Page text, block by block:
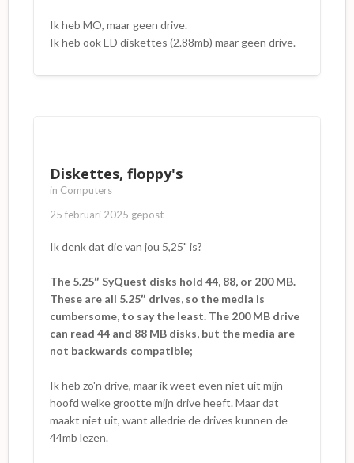
Ik heb MO, maar geen drive.
Ik heb ook ED diskettes (2.88mb) maar geen drive.
Diskettes, floppy's
in Computers
25 februari 2025 gepost
Ik denk dat die van jou 5,25" is?
The 5.25″ SyQuest disks hold 44, 88, or 200 MB.
These are all 5.25″ drives, so the media is
cumbersome, to say the least. The 200 MB drive
can read 44 and 88 MB disks, but the media are
not backwards compatible;
Ik heb zo'n drive, maar ik weet even niet uit mijn
hoofd welke grootte mijn drive heeft. Maar dat
maakt niet uit, want alledrie de drives kunnen de
44mb lezen.